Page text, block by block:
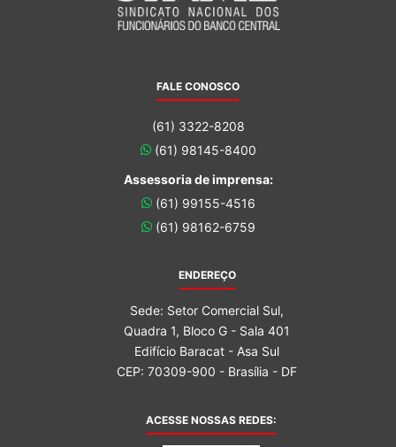
FALE CONOSCO
(61) 3322-8208
(61) 98145-8400
Assessoria de imprensa:
(61) 99155-4516
(61) 98162-6759
ENDEREÇO
Sede: Setor Comercial Sul,
Quadra 1, Bloco G - Sala 401
Edifício Baracat - Asa Sul
CEP: 70309-900 - Brasília - DF
ACESSE NOSSAS REDES: